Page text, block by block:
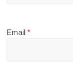
Email*